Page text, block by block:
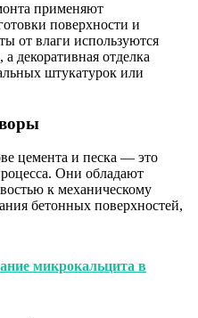
применяют
поверхности и
от влаги используются
декоративная отделка
штукатурок или
цемента и песка — это
Они обладают
к механическому
бетонных поверхностей,
микрокальцита в